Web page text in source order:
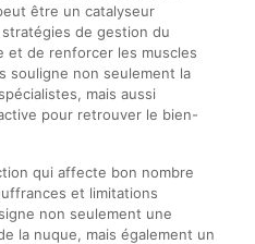
être un catalyseur
de gestion du
et de renforcer les muscles
souligne non seulement la
mais aussi
pour retrouver le bien-
qui affecte bon nombre
et limitations
non seulement une
la nuque, mais également un